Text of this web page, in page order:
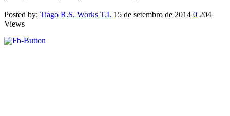
Posted by: Tiago R.S. Works T.I. 15 de setembro de 2014 0 204
Views